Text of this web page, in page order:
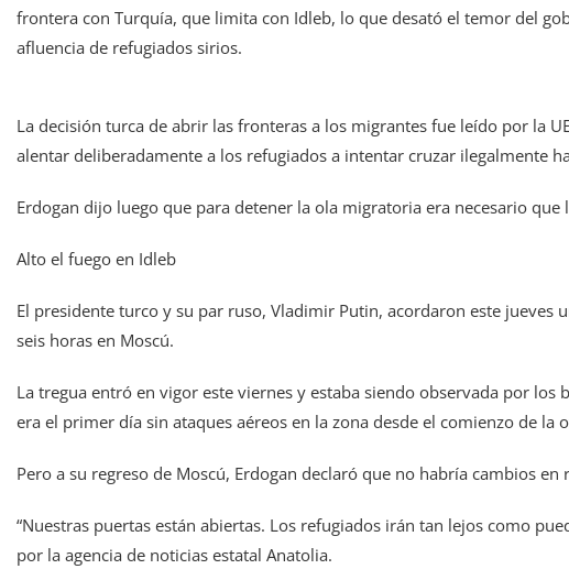
frontera con Turquía, que limita con Idleb, lo que desató el temor del
afluencia de refugiados sirios.
La decisión turca de abrir las fronteras a los migrantes fue leído por la
alentar deliberadamente a los refugiados a intentar cruzar ilegalmente
Erdogan dijo luego que para detener la ola migratoria era necesario que
Alto el fuego en Idleb
El presidente turco y su par ruso, Vladimir Putin, acordaron este
seis horas en Moscú.
La tregua entró en vigor este viernes y estaba siendo observada por
era el primer día sin ataques aéreos en la zona desde el comienzo de la
Pero a su regreso de Moscú, Erdogan declaró que no habría cambios
“Nuestras puertas están abiertas. Los refugiados irán tan lejos como
por la agencia de noticias estatal Anatolia.